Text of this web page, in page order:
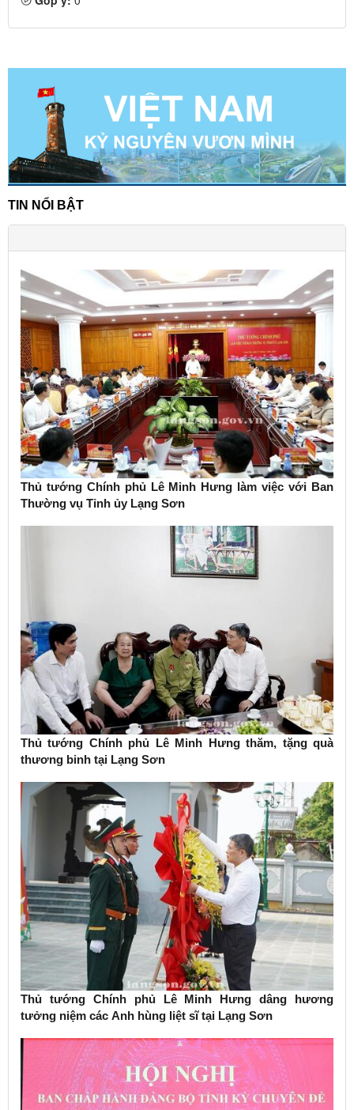
TIN NỔI BẬT
Thủ tướng Chính phủ Lê Minh Hưng làm việc với Ban
Thường vụ Tỉnh ủy Lạng Sơn
Thủ tướng Chính phủ Lê Minh Hưng thăm, tặng quà
thương binh tại Lạng Sơn
Thủ tướng Chính phủ Lê Minh Hưng dâng hương
tưởng niệm các Anh hùng liệt sĩ tại Lạng Sơn